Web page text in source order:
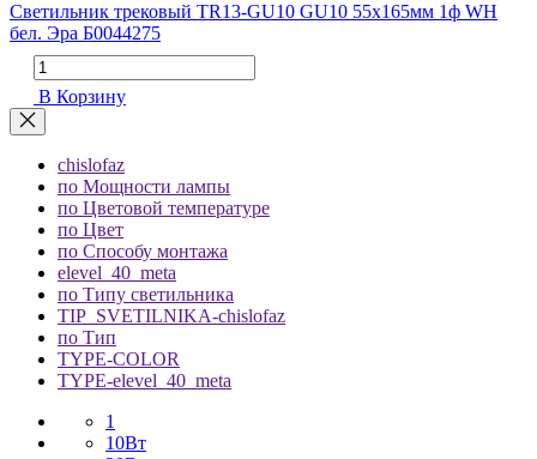
Светильник трековый TR13-GU10 GU10 55х165мм 1ф WH
бел. Эра Б0044275
В Корзину
chislofaz
по Мощности лампы
по Цветовой температуре
по Цвет
по Способу монтажа
elevel_40_meta
по Типу светильника
TIP_SVETILNIKA-chislofaz
по Тип
TYPE-COLOR
TYPE-elevel_40_meta
1
10Вт